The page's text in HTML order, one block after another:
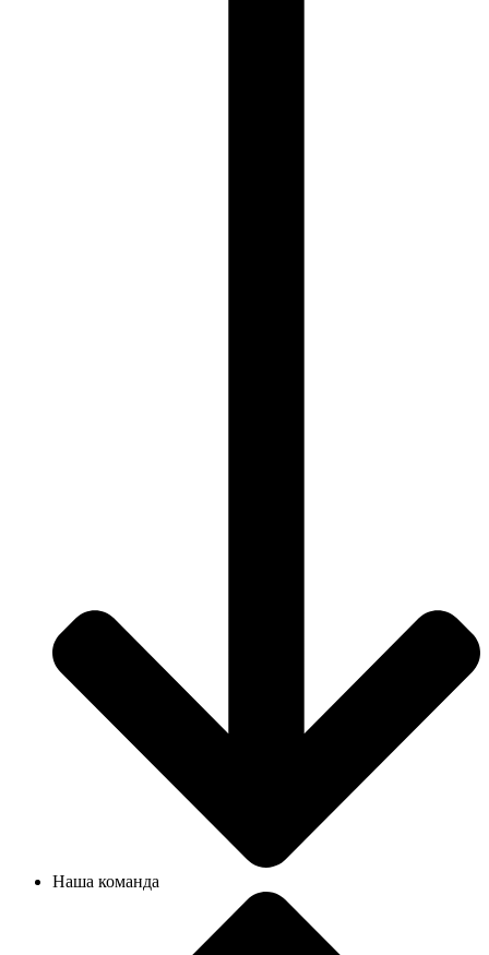
Наша команда